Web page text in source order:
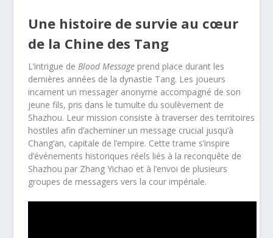
Une histoire de survie au cœur
de la Chine des Tang
L’intrigue de Blood Message prend place durant les
dernières années de la dynastie Tang. Les joueurs
incarnent un messager anonyme accompagné de son
jeune fils, pris dans le tumulte du soulèvement de
Shazhou. Leur mission consiste à traverser des territoires
hostiles afin d’acheminer un message crucial jusqu’à
Chang’an, capitale de l’empire. Cette trame s’inspire
d’événements historiques réels liés à la reconquête de
Shazhou par Zhang Yichao et à l’envoi de plusieurs
groupes de messagers vers la cour impériale.